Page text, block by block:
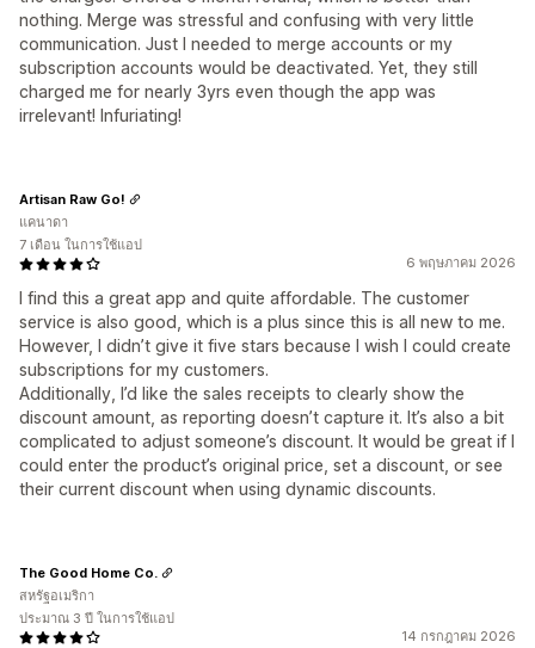
nothing. Merge was stressful and confusing with very little
communication. Just I needed to merge accounts or my
subscription accounts would be deactivated. Yet, they still
charged me for nearly 3yrs even though the app was
irrelevant! Infuriating!
6 พฤษภาคม 2026
I find this a great app and quite affordable. The customer
service is also good, which is a plus since this is all new to me.
However, I didn’t give it five stars because I wish I could create
subscriptions for my customers.
Additionally, I’d like the sales receipts to clearly show the
discount amount, as reporting doesn’t capture it. It’s also a bit
complicated to adjust someone’s discount. It would be great if I
could enter the product’s original price, set a discount, or see
their current discount when using dynamic discounts.
Artisan Raw Go!
แคนาดา
7 เดือน ในการใช้แอป
14 กรกฎาคม 2026
The Good Home Co.
สหรัฐอเมริกา
ประมาณ 3 ปี ในการใช้แอป